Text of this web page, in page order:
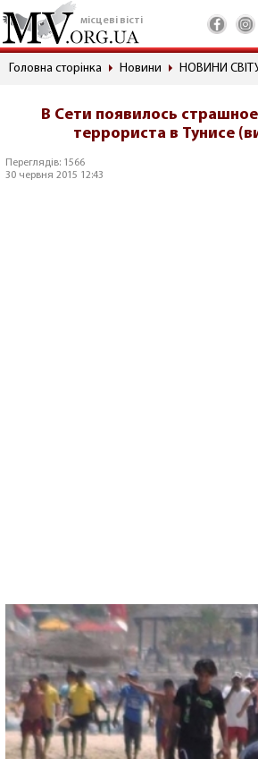
місцеві вісті
Головна сторінка Новини НОВИНИ
В Сети появилось
террориста в Тунисе
Переглядів: 1566
30 червня 2015 12:43